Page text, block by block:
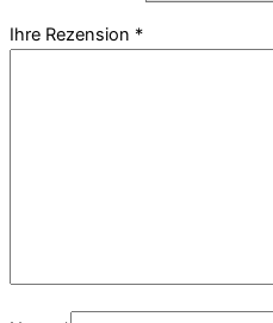
Ihre Rezension *